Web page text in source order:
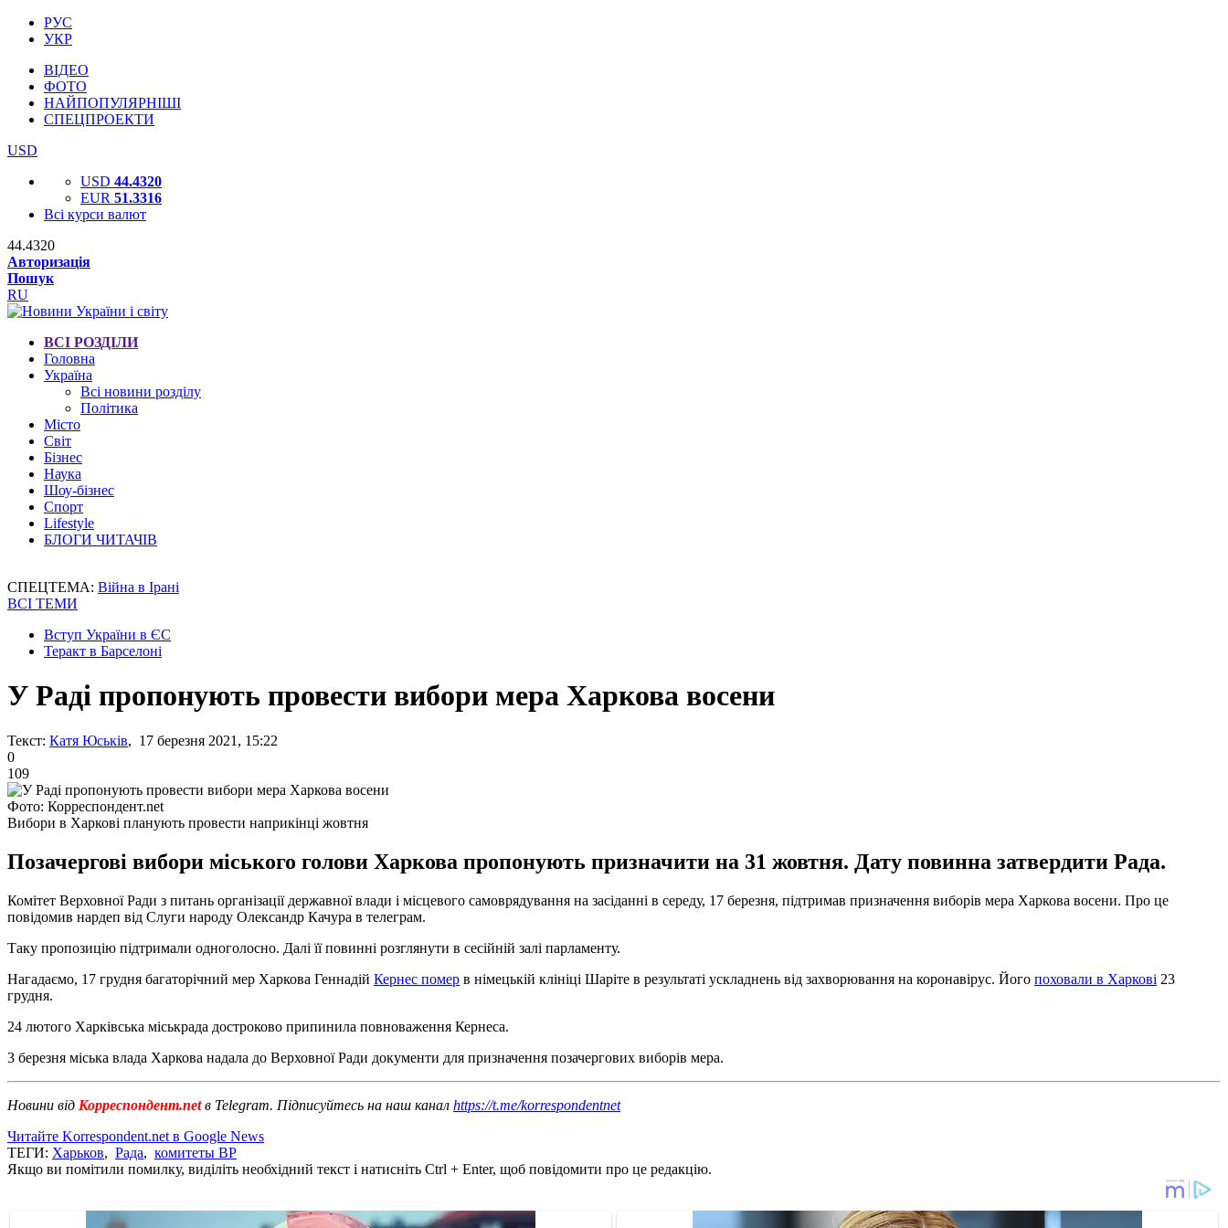
РУС
УКР
ВІДЕО
ФОТО
НАЙПОПУЛЯРНІШІ
СПЕЦПРОЕКТИ
USD
USD 44.4320
EUR 51.3316
Всі курси валют
44.4320
Авторизація
Пошук
RU
ВСІ РОЗДІЛИ
Головна
Україна
Всі новини розділу
Політика
Місто
Світ
Бізнес
Наука
Шоу-бізнес
Спорт
Lifestyle
БЛОГИ ЧИТАЧІВ
СПЕЦТЕМА: Війна в Ірані
ВСІ ТЕМИ
Вступ України в ЄС
Теракт в Барселоні
У Раді пропонують провести вибори мера Харкова восени
Текст: Катя Юськів, 17 березня 2021, 15:22
0
109
Фото: Корреспондент.net
Вибори в Харкові планують провести наприкінці жовтня
Позачергові вибори міського голови Харкова пропонують призначити на 31 жовтня. Дату повинна затвердити Рада.
Комітет Верховної Ради з питань організації державної влади і місцевого самоврядування на засіданні в середу, 17 березня, підтримав призначення виборів мера Харкова восени. Про це
повідомив нардеп від Слуги народу Олександр Качура в телеграм.
Таку пропозицію підтримали одноголосно. Далі її повинні розглянути в сесійній залі парламенту.
Нагадаємо, 17 грудня багаторічний мер Харкова Геннадій Кернес помер в німецькій клініці Шаріте в результаті ускладнень від захворювання на коронавірус. Його поховали в Харкові 23
грудня.
24 лютого Харківська міськрада достроково припинила повноваження Кернеса.
3 березня міська влада Харкова надала до Верховної Ради документи для призначення позачергових виборів мера.
Новини від Корреспондент.netв Telegram. Підписуйтесь на наш канал https://t.me/korrespondentnet
Читайте Korrespondent.net в Google News
ТЕГИ: Харьков, Рада, комитеты ВР
Якщо ви помітили помилку, виділіть необхідний текст і натисніть Ctrl + Enter, щоб повідомити про це редакцію.